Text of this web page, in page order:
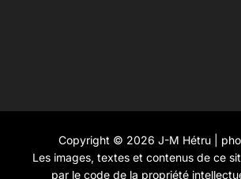
Copyright © 2026 J-M Hétru |
Les images, textes et contenus de ce
par le code de la propriété